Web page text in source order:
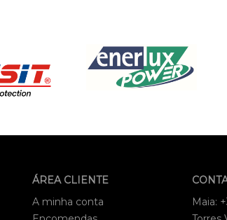
ÁREA CLIENTE
A minha conta
Maia: